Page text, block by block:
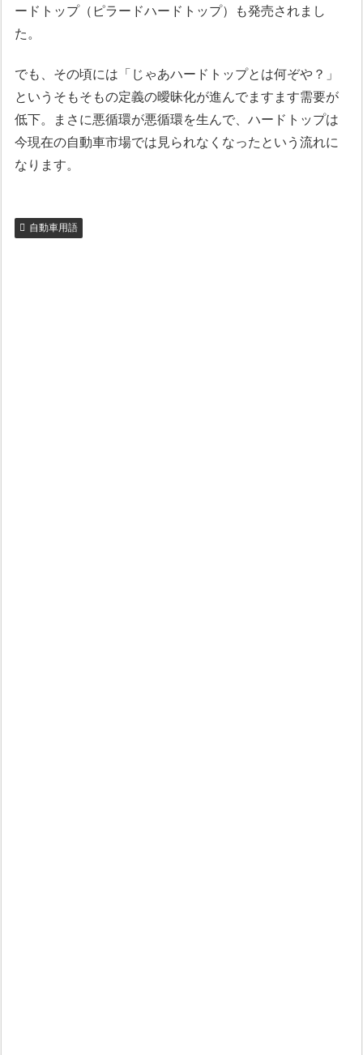
ードトップ（ピラードハードトップ）も発売されまし
た。
でも、その頃には「じゃあハードトップとは何ぞや？」
というそもそもの定義の曖昧化が進んでますます需要が
低下。まさに悪循環が悪循環を生んで、ハードトップは
今現在の自動車市場では見られなくなったという流れに
なります。
自動車用語